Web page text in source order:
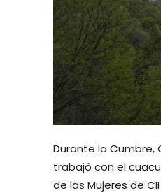
Durante la Cumbre,
trabajó con el
de las Mujeres de